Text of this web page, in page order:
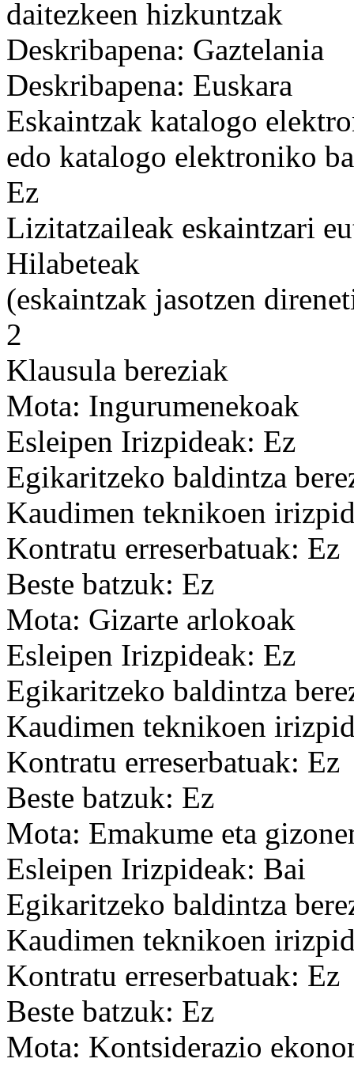
daitezkeen hizkuntzak
Deskribapena: Gaztelania
Deskribapena: Euskara
Eskaintzak katalogo
edo katalogo elektroniko
Ez
Lizitatzaileak eskaintzari
Hilabeteak
(eskaintzak jasotzen
2
Klausula bereziak
Mota: Ingurumenekoak
Esleipen Irizpideak: Ez
Egikaritzeko baldintza
Kaudimen teknikoen
Kontratu erreserbatuak: Ez
Beste batzuk: Ez
Mota: Gizarte arlokoak
Esleipen Irizpideak: Ez
Egikaritzeko baldintza
Kaudimen teknikoen
Kontratu erreserbatuak: Ez
Beste batzuk: Ez
Mota: Emakume eta
Esleipen Irizpideak: Bai
Egikaritzeko baldintza
Kaudimen teknikoen
Kontratu erreserbatuak: Ez
Beste batzuk: Ez
Mota: Kontsiderazio